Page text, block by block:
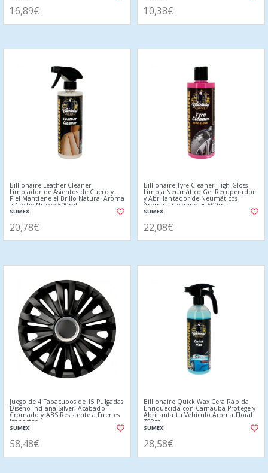
16,89€ 10,38€
Billionaire Leather Cleaner
Limpiador de Asientos de Cuero y
Piel Mantiene el Brillo Natural Aroma
a Coche Nuevo 500ml
SUMEX
20,78€
Billionaire Tyre Cleaner High Gloss
Limpia Neumático Gel Recuperador
y Abrillantador de Neumáticos
Aroma a Gominolas 500ml
SUMEX
22,08€
Juego de 4 Tapacubos de 15 Pulgadas
Diseño Indiana Silver, Acabado
Cromado y ABS Resistente a Fuertes
Impactos
SUMEX
58,48€
Billionaire Quick Wax Cera Rápida
Enriquecida con Carnauba Protege y
Abrillanta tu Vehículo Aroma Floral
750ml
SUMEX
28,58€